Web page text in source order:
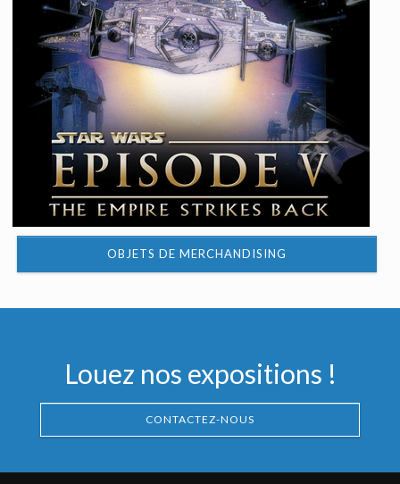
OBJETS DE MERCHANDISING
Louez nos expositions !
CONTACTEZ-NOUS